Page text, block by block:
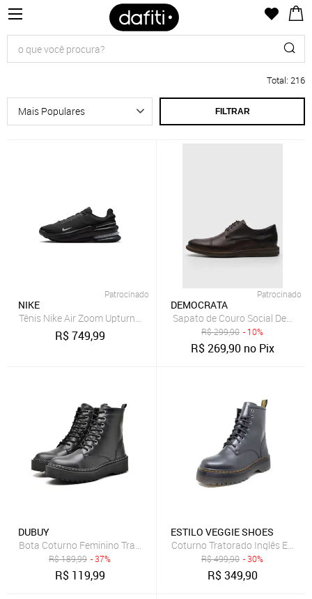
Total: 216
FILTRAR
Patrocinado
NIKE
Tênis Nike Air Zoom Upturn Masculino
R$749,99
Patrocinado
DEMOCRATA
Sapato de Couro Social
R$299,90 - 10%
R$269,90no Pix
DUBUY
Bota Coturno Feminino Tratorada DUBUY 1105FG Preto
R$189,99 - 37%
R$ 119,99
ESTILO VEGGIE SHOES
Coturno Tratorado Inglês Estilo
R$499,90 - 30%
R$349,90